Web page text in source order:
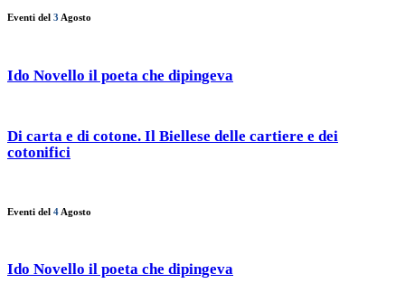
Eventi del 3 Agosto
Ido Novello il poeta che dipingeva
Di carta e di cotone. Il Biellese delle cartiere e dei
cotonifici
Eventi del 4 Agosto
Ido Novello il poeta che dipingeva